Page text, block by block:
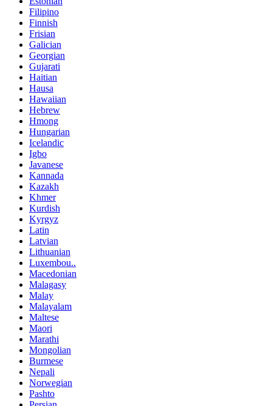
Filipino
Finnish
Frisian
Galician
Georgian
Gujarati
Haitian
Hausa
Hawaiian
Hebrew
Hmong
Hungarian
Icelandic
Igbo
Javanese
Kannada
Kazakh
Khmer
Kurdish
Kyrgyz
Latin
Latvian
Lithuanian
Luxembou..
Macedonian
Malagasy
Malay
Malayalam
Maltese
Maori
Marathi
Mongolian
Burmese
Nepali
Norwegian
Pashto